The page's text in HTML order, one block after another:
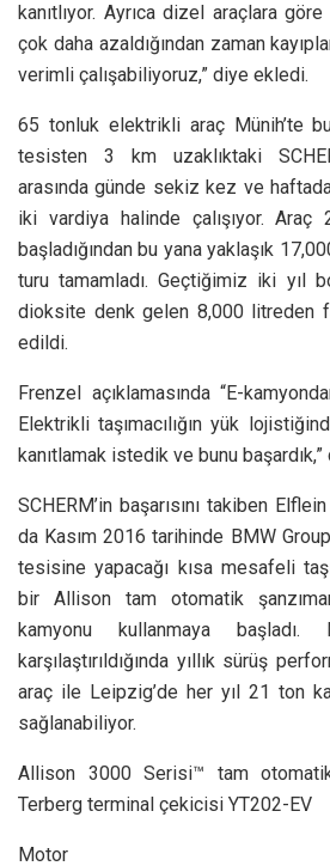
kanıtlıyor. Ayrıca dizel araçlara
çok daha azaldığından zaman
verimli çalışabiliyoruz,” diye ekledi.
65 tonluk elektrikli araç Münih’te
tesisten 3 km uzaklıktaki
arasında günde sekiz kez ve
iki vardiya halinde çalışıyor. Araç
başladığından bu yana yaklaşık
turu tamamladı. Geçtiğimiz iki yıl
dioksite denk gelen 8,000 litreden
edildi.
Frenzel açıklamasında “E-
Elektrikli taşımacılığın yük
kanıtlamak istedik ve bunu başardık,”
SCHERM’in başarısını takiben
da Kasım 2016 tarihinde BMW
tesisine yapacağı kısa mesafeli
bir Allison tam otomatik
kamyonu kullanmaya
karşılaştırıldığında yıllık sürüş
araç ile Leipzig’de her yıl 21 ton
sağlanabiliyor.
Allison 3000 Serisi™ tam otomatik
Terberg terminal çekicisi YT202-EV
Motor